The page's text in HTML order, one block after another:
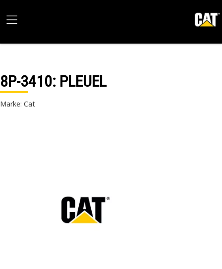
8P-3410: PLEUEL
Marke: Cat